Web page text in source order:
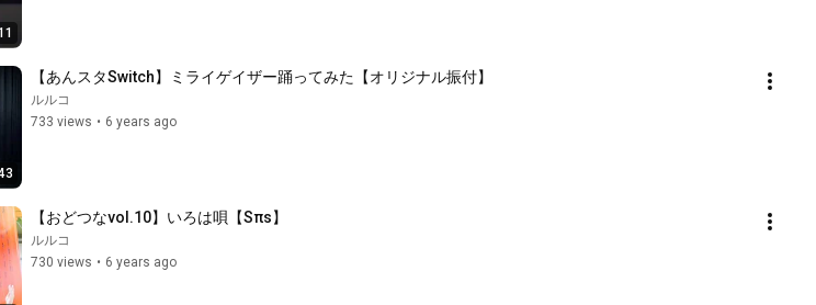
【あんスタSwitch】ミライゲイザー踊ってみた【オリジナル振付】
ルルコ
733 views • 6 years ago
【おどつなvol.10】いろは唄【Sπs】
ルルコ
730 views • 6 years ago